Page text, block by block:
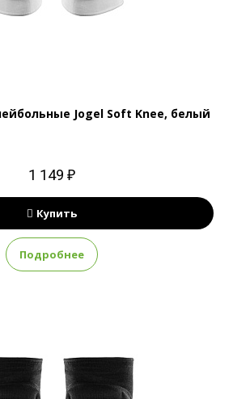
Jogel Soft Knee, белый
1 149 ₽
Купить
Подробнее